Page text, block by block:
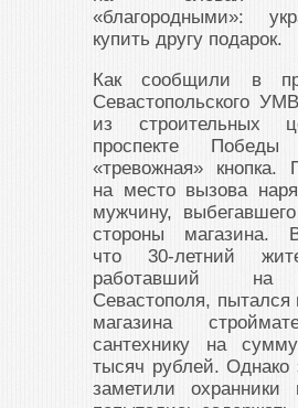
«благородными»:
купить другу подарок.
Как сообщили в
Севастопольского
из строительных
проспекте Победы
«тревожная» кнопка.
на место вызова
мужчину,
стороны магазина.
что 30-летний
работавший на
Севастополя, пытался
магазина
сантехнику на
тысяч рублей. Однако
заметили охранники